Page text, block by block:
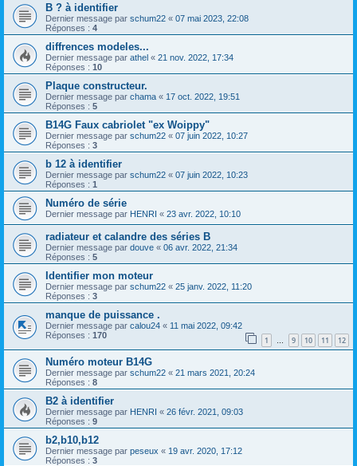
B ? à identifier
Dernier message par schum22 « 07 mai 2023, 22:08
Réponses : 4
diffrences modeles...
Dernier message par athel « 21 nov. 2022, 17:34
Réponses : 10
Plaque constructeur.
Dernier message par chama « 17 oct. 2022, 19:51
Réponses : 5
B14G Faux cabriolet "ex Woippy"
Dernier message par schum22 « 07 juin 2022, 10:27
Réponses : 3
b 12 à identifier
Dernier message par schum22 « 07 juin 2022, 10:23
Réponses : 1
Numéro de série
Dernier message par HENRI « 23 avr. 2022, 10:10
radiateur et calandre des séries B
Dernier message par douve « 06 avr. 2022, 21:34
Réponses : 5
Identifier mon moteur
Dernier message par schum22 « 25 janv. 2022, 11:20
Réponses : 3
manque de puissance .
Dernier message par calou24 « 11 mai 2022, 09:42
Réponses : 170 1 … 9 10 11 12
Numéro moteur B14G
Dernier message par schum22 « 21 mars 2021, 20:24
Réponses : 8
B2 à identifier
Dernier message par HENRI « 26 févr. 2021, 09:03
Réponses : 9
b2,b10,b12
Dernier message par peseux « 19 avr. 2020, 17:12
Réponses : 3